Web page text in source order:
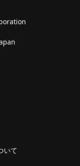
いて